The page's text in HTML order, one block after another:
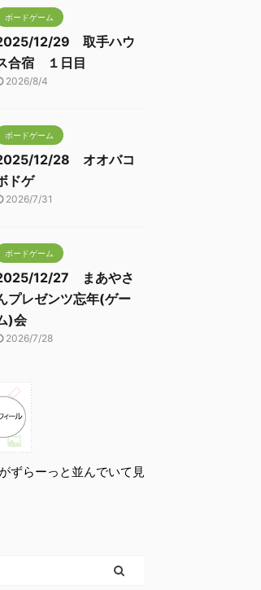
ボードゲーム
12/29 取手ハウ
合宿 １日目
2026/8/4
ボードゲーム
12/28 オオバコ
ドゲ
2026/7/31
ボードゲーム
12/27 まあやさ
プレゼンツ忘年(ゲー
)会
2026/7/28
ずらーっと並んでいて見